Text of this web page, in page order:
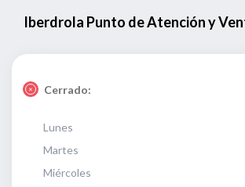
Iberdrola Punto de Atención y
Cerrado:
Lunes
Martes
Miércoles